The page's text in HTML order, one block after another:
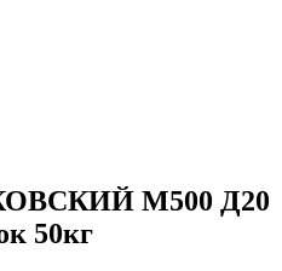
М500 Д20
50кг